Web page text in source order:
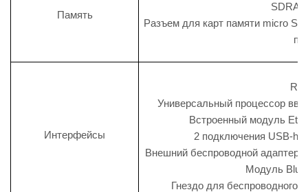
Память
Разъем для карт памяти micro
Интерфейсы
Универсальный процессор
Встроенный модуль
2 подключения USB-
Внешний беспроводной адаптер
Модуль
Гнездо для беспроводного